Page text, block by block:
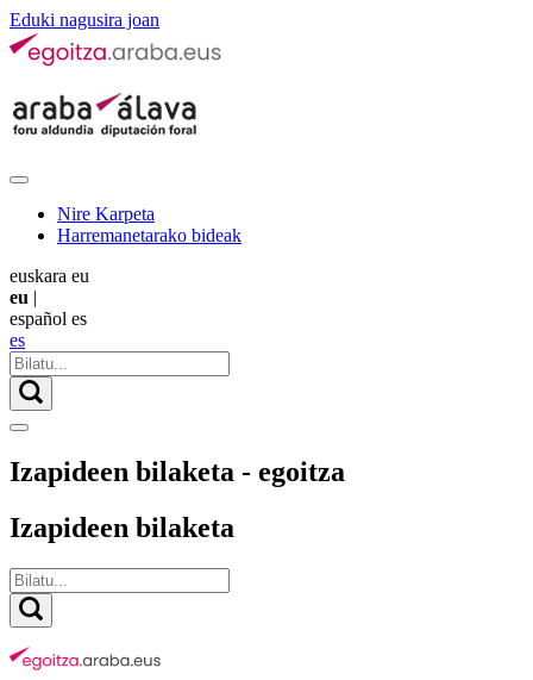
Eduki nagusira joan
Nire Karpeta
Harremanetarako bideak
euskara eu
eu |
español es
es
Izapideen bilaketa - egoitza
Izapideen bilaketa